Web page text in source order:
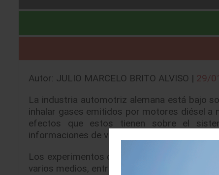
Autor: JULIO MARCELO BRITO ALVISO | 29/
La industria automotriz alemana está bajo
inhalar gases emitidos por motores diésel
efectos que estos tienen sobre el
informaciones de varios medios alemanes.
Los experimentos con monos ya habían
varios medios, entre ellos el “Stuttgarter